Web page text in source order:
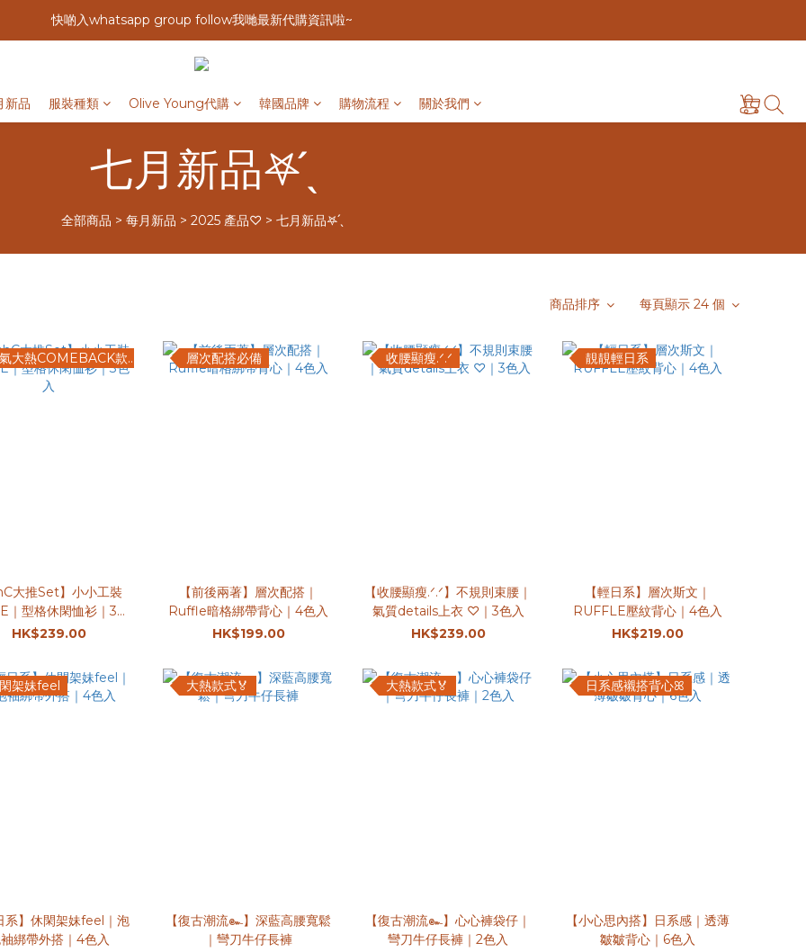
快啲入whatsapp group follow我哋最新代購資訊啦~
新品 服裝種類 Olive Young代購 韓國品牌 購物流程 關於我們
七月新品𖤐 ̖́
全部商品 > 每月新品 > 2025 產品♡> 七月新品𖤐 ̖́
商品排序 每頁顯示 24 個
人氣大熱COMEBACK款•̀֊•́
大推Set】小小工裝
｜型格休閑恤衫｜3色
入
HK$239.00
層次配搭必備
【前後兩著】層次配搭｜
Ruffle暗格綁帶背心｜4色入
HK$199.00
收腰顯瘦.ᐟ.ᐟ
【收腰顯瘦.ᐟ.ᐟ】不規則束腰｜
氣質details上衣 ♡｜3色入
HK$239.00
靚靚輕日系
【輕日系】層次斯文｜
RUFFLE壓紋背心｜4色入
HK$219.00
架妹feel
系】休閑架妹feel｜泡
綁帶外搭｜4色入
大熱款式🏅
【復古潮流๛】深藍高腰寬鬆
｜彎刀牛仔長褲
大熱款式🏅
【復古潮流๛】心心褲袋仔｜
彎刀牛仔長褲｜2色入
日系感襯搭背心ꕤ
【小心思內搭】日系感｜透薄
皺皺背心｜6色入